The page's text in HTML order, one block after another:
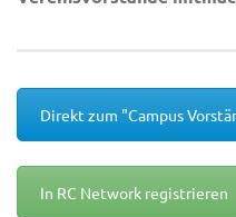
Direkt zum "Campus
In RC Network registrieren